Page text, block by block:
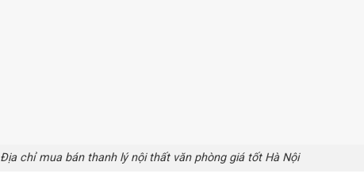
Địa chỉ mua bán thanh lý nội thất văn phòng giá tốt Hà Nội